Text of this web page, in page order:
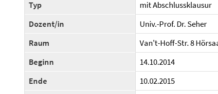
Typ
mit Abschlussklausur
Dozent/in
Univ.-Prof. Dr. Seher
Raum
Van't-Hoff-Str. 8
Beginn
14.10.2014
Ende
10.02.2015